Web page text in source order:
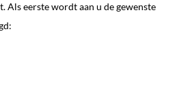
Als eerste wordt aan u de gewenste